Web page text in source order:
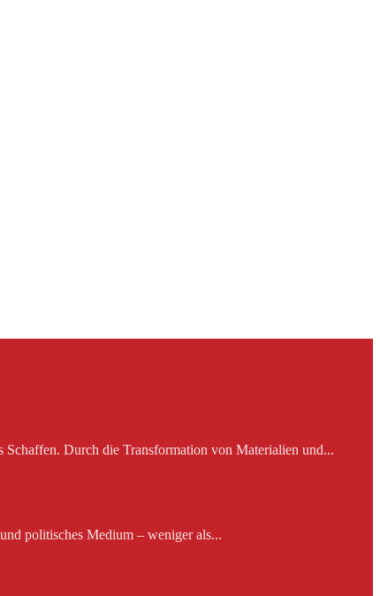
Durch die Transformation von Materialien und...
politisches Medium – weniger als...